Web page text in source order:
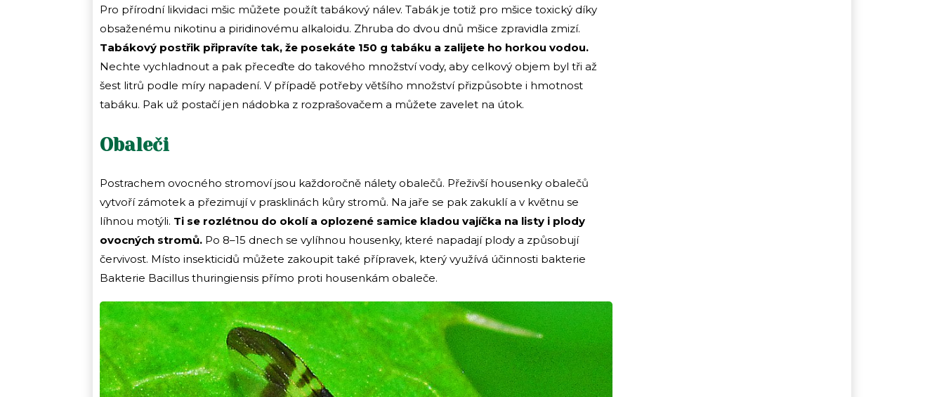
Pro přírodní likvidaci mšic můžete použít tabákový nálev. Tabák je totiž pro mšice toxický díky
obsaženému nikotinu a piridinovému alkaloidu. Zhruba do dvou dnů mšice zpravidla zmizí.
Tabákový postřik připravíte tak, že posekáte 150 g tabáku a zalijete ho horkou vodou.
Nechte vychladnout a pak přeceďte do takového množství vody, aby celkový objem byl tři až
šest litrů podle míry napadení. V případě potřeby většího množství přizpůsobte i hmotnost
tabáku. Pak už postačí jen nádobka z rozprašovačem a můžete zavelet na útok.
Obaleči
Postrachem ovocného stromoví jsou každoročně nálety obalečů. Přeživší housenky obalečů
vytvoří zámotek a přezimují v prasklinách kůry stromů. Na jaře se pak zakuklí a v květnu se
líhnou motýli. Ti se rozlétnou do okolí a oplozené samice kladou vajíčka na listy i plody
ovocných stromů. Po 8–15 dnech se vylíhnou housenky, které napadají plody a způsobují
červivost. Místo insekticidů můžete zakoupit také přípravek, který využívá účinnosti bakterie
Bakterie Bacillus thuringiensis přímo proti housenkám obaleče.